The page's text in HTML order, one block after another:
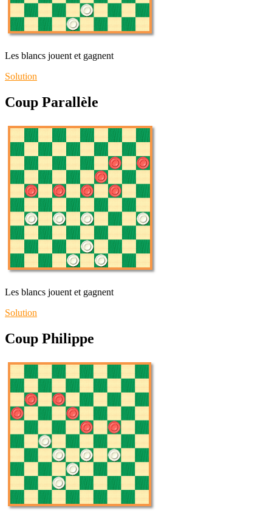
Les blancs jouent et gagnent
Solution
Coup Parallèle
Les blancs jouent et gagnent
Solution
Coup Philippe